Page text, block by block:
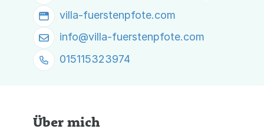
villa-fuerstenpfote.com
info@villa-fuerstenpfote.com
015115323974
Über mich